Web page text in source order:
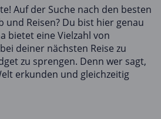
Auf der Suche nach den besten
Reisen? Du bist hier genau
bietet eine Vielzahl von
deiner nächsten Reise zu
zu sprengen. Denn wer sagt,
erkunden und gleichzeitig